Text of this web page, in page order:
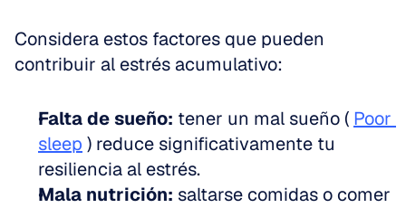
Considera estos factores que pueden
contribuir al estrés acumulativo:
Falta de sueño: tener un mal sueño ( Poor
sleep ) reduce significativamente tu
resiliencia al estrés.
Mala nutrición: saltarse comidas o comer